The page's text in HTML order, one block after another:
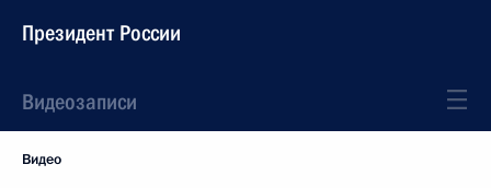
Президент России
Видеозаписи
Видео